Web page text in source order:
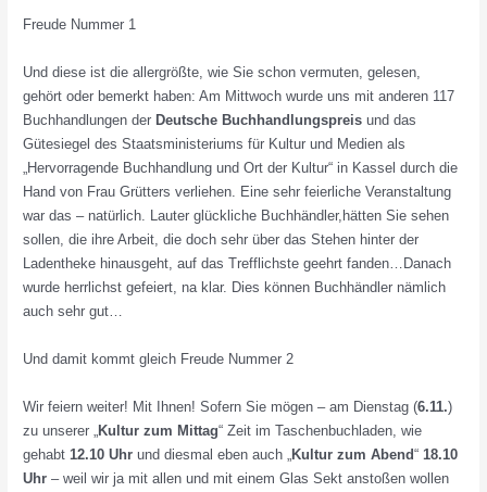
Freude Nummer 1
Und diese ist die allergrößte, wie Sie schon vermuten, gelesen,
gehört oder bemerkt haben: Am Mittwoch wurde uns mit anderen 117
Buchhandlungen der Deutsche Buchhandlungspreis und das
Gütesiegel des Staatsministeriums für Kultur und Medien als
„Hervorragende Buchhandlung und Ort der Kultur“ in Kassel durch die
Hand von Frau Grütters verliehen. Eine sehr feierliche Veranstaltung
war das – natürlich. Lauter glückliche Buchhändler,hätten Sie sehen
sollen, die ihre Arbeit, die doch sehr über das Stehen hinter der
Ladentheke hinausgeht, auf das Trefflichste geehrt fanden…Danach
wurde herrlichst gefeiert, na klar. Dies können Buchhändler nämlich
auch sehr gut…
Und damit kommt gleich Freude Nummer 2
Wir feiern weiter! Mit Ihnen! Sofern Sie mögen – am Dienstag (6.11.)
zu unserer „
Kultur zum Mittag“ Zeit im Taschenbuchladen, wie
gehabt 12.10 Uhr und diesmal eben auch „ Kultur zum Abend“ 18.10
Uhr – weil wir ja mit allen und mit einem Glas Sekt anstoßen wollen